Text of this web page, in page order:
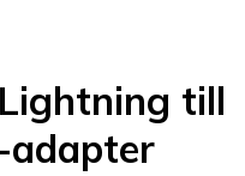
till
adapter